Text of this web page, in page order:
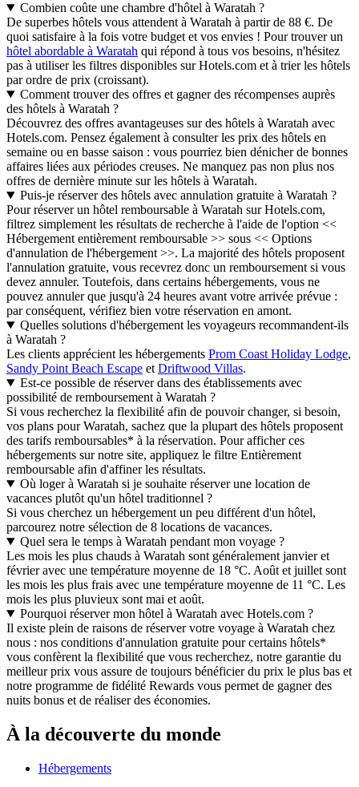
Combien coûte une chambre d'hôtel à Waratah ?
De superbes hôtels vous attendent à Waratah à partir de 88 €. De
quoi satisfaire à la fois votre budget et vos envies ! Pour trouver un
hôtel abordable à Waratah qui répond à tous vos besoins, n'hésitez
pas à utiliser les filtres disponibles sur Hotels.com et à trier les hôtels
par ordre de prix (croissant).
Comment trouver des offres et gagner des récompenses auprès
des hôtels à Waratah ?
Découvrez des offres avantageuses sur des hôtels à Waratah avec
Hotels.com. Pensez également à consulter les prix des hôtels en
semaine ou en basse saison : vous pourriez bien dénicher de bonnes
affaires liées aux périodes creuses. Ne manquez pas non plus nos
offres de dernière minute sur les hôtels à Waratah.
Puis-je réserver des hôtels avec annulation gratuite à Waratah ?
Pour réserver un hôtel remboursable à Waratah sur Hotels.com,
filtrez simplement les résultats de recherche à l'aide de l'option <<
Hébergement entièrement remboursable >> sous << Options
d'annulation de l'hébergement >>. La majorité des hôtels proposent
l'annulation gratuite, vous recevrez donc un remboursement si vous
devez annuler. Toutefois, dans certains hébergements, vous ne
pouvez annuler que jusqu'à 24 heures avant votre arrivée prévue :
par conséquent, vérifiez bien votre réservation en amont.
Quelles solutions d'hébergement les voyageurs recommandent-ils
à Waratah ?
Les clients apprécient les hébergements Prom Coast Holiday Lodge,
Sandy Point Beach Escape et Driftwood Villas.
Est-ce possible de réserver dans des établissements avec
possibilité de remboursement à Waratah ?
Si vous recherchez la flexibilité afin de pouvoir changer, si besoin,
vos plans pour Waratah, sachez que la plupart des hôtels proposent
des tarifs remboursables* à la réservation. Pour afficher ces
hébergements sur notre site, appliquez le filtre Entièrement
remboursable afin d'affiner les résultats.
Où loger à Waratah si je souhaite réserver une location de
vacances plutôt qu'un hôtel traditionnel ?
Si vous cherchez un hébergement un peu différent d'un hôtel,
parcourez notre sélection de 8 locations de vacances.
Quel sera le temps à Waratah pendant mon voyage ?
Les mois les plus chauds à Waratah sont généralement janvier et
février avec une température moyenne de 18 °C. Août et juillet sont
les mois les plus frais avec une température moyenne de 11 °C. Les
mois les plus pluvieux sont mai et août.
Pourquoi réserver mon hôtel à Waratah avec Hotels.com ?
Il existe plein de raisons de réserver votre voyage à Waratah chez
nous : nos conditions d'annulation gratuite pour certains hôtels*
vous confèrent la flexibilité que vous recherchez, notre garantie du
meilleur prix vous assure de toujours bénéficier du prix le plus bas et
notre programme de fidélité Rewards vous permet de gagner des
nuits bonus et de réaliser des économies.
À la découverte du monde
Hébergements